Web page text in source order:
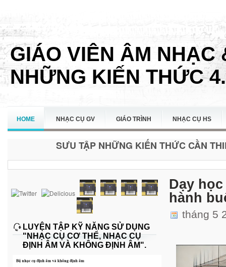
GIÁO VIÊN ÂM NHẠC
NHỮNG KIẾN THỨC
HOME NHẠC CỤ GV GIÁO TRÌNH NHẠC CỤ HS
SƯU TẬP NHỮNG KIẾN THỨC CẦN
LUYỆN TẬP KỸ NĂNG SỬ DỤNG
"NHẠC CỤ CƠ THỂ, NHẠC CỤ
ĐỊNH ÂM VÀ KHÔNG ĐỊNH ÂM".
Dạy
hành
tháng 5